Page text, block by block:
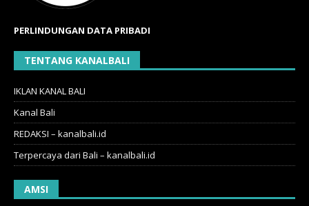
PERLINDUNGAN DATA PRIBADI
TENTANG KANALBALI
IKLAN KANAL BALI
Kanal Bali
REDAKSI – kanalbali.id
Terpercaya dari Bali – kanalbali.id
AMSI